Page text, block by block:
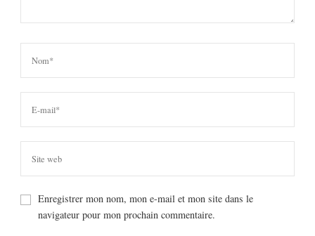
Enregistrer mon nom, mon e-mail et mon site dans le
navigateur pour mon prochain commentaire.